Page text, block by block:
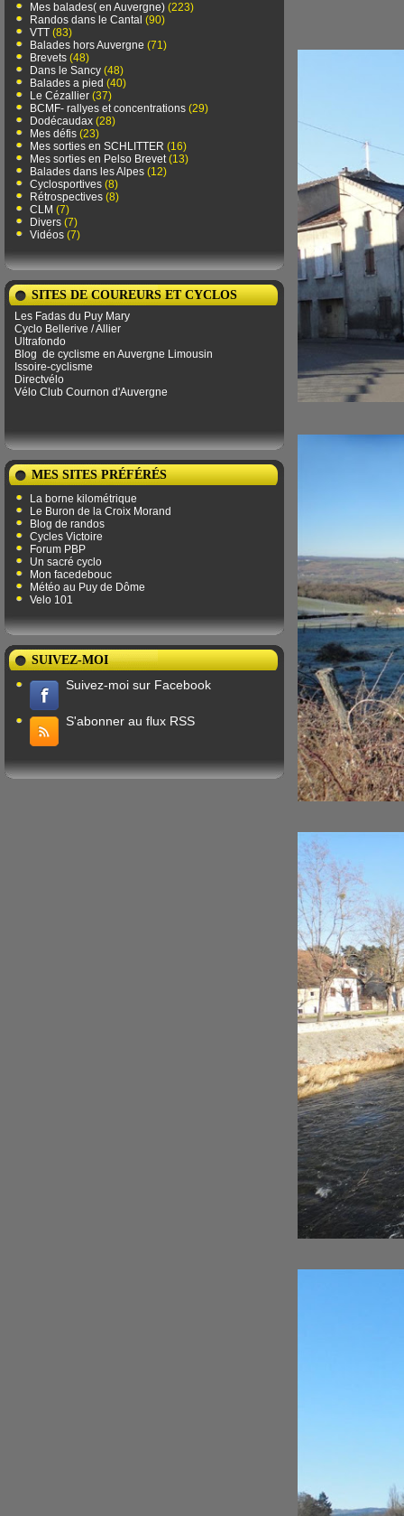
Mes balades( en Auvergne) (223)
Randos dans le Cantal (90)
VTT (83)
Balades hors Auvergne (71)
Brevets (48)
Dans le Sancy (48)
Balades a pied (40)
Le Cézallier (37)
BCMF- rallyes et concentrations (29)
Dodécaudax (28)
Mes défis (23)
Mes sorties en SCHLITTER (16)
Mes sorties en Pelso Brevet(13)
Balades dans les Alpes (12)
Cyclosportives (8)
Rétrospectives (8)
CLM (7)
Divers (7)
Vidéos (7)
SITES DE COUREURS ET CYCLOS
Les Fadas du Puy Mary
Cyclo Bellerive / Allier
Ultrafondo
Blog de ​​cyclisme en Auvergne Limousin
Issoire-cyclisme
Directvélo
Vélo Club Cournon d'Auvergne
MES SITES PRÉFÉRÉS
La borne kilométrique
Le Buron de la Croix Morand
Blog de randos
Cycles Victoire
Forum PBP
Un sacré cyclo
Mon facedebouc
Météo au Puy de Dôme
Velo 101
SUIVEZ-MOI
Suivez-moi sur Facebook
S'abonner au flux RSS